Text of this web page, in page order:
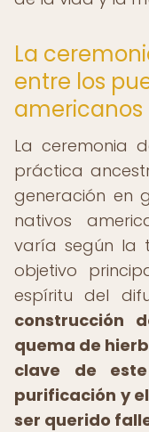
La
entre los
americanos
La ceremonia
práctica
generación en
nativos
varía según la
objetivo
espíritu del
construcción
quema de
clave de
purificación y
ser querido